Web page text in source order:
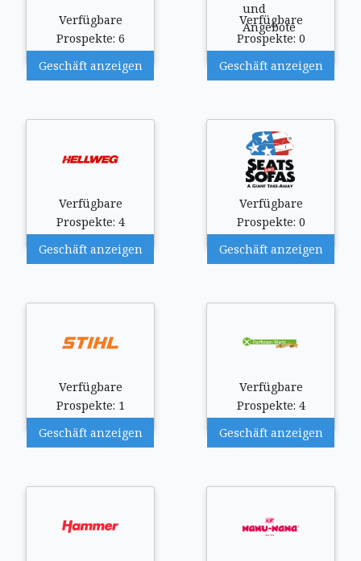
Verfügbare
Prospekte: 6
Geschäft anzeigen
Verfügbare
Prospekte: 0
Geschäft anzeigen
Verfügbare
Prospekte: 4
Geschäft anzeigen
Verfügbare
Prospekte: 0
Geschäft anzeigen
Verfügbare
Prospekte: 1
Geschäft anzeigen
Verfügbare
Prospekte: 4
Geschäft anzeigen